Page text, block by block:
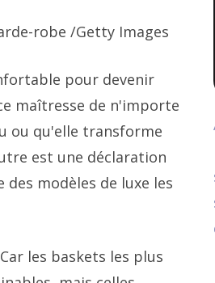
robe /Getty Images
pour devenir
maîtresse de n'importe
ou qu'elle transforme
est une déclaration
modèles de luxe les
les baskets les plus